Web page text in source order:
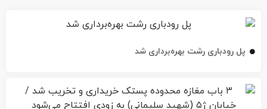
پل رودباری رشت بهره‌برداری شد